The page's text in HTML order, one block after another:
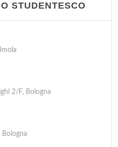
STUDENTESCO
2/F, Bologna
Bologna